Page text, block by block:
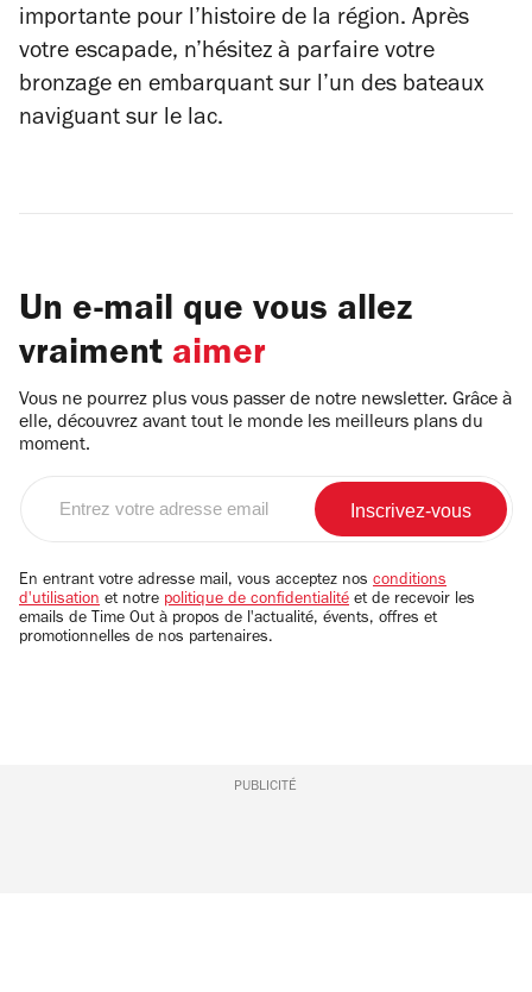
importante pour l’histoire de la région. Après
votre escapade, n’hésitez à parfaire votre
bronzage en embarquant sur l’un des bateaux
naviguant sur le lac.
Un e-mail que vous allez
vraiment aimer
Vous ne pourrez plus vous passer de notre newsletter. Grâce à
elle, découvrez avant tout le monde les meilleurs plans du
moment.
email
En entrant votre adresse mail, vous acceptez nos conditions
d'utilisation et notre politique de confidentialité et de recevoir les
emails de Time Out à propos de l'actualité, évents, offres et
promotionnelles de nos partenaires.
PUBLICITÉ